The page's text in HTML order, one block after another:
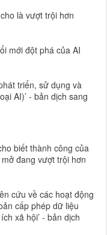
là vượt trội hơn
mới đột phá của AI
triển, sử dụng và
AI)’ - bản dịch sang
biết thành công của
đang vượt trội hơn
cứu về các hoạt động
cấp phép dữ liệu
xã hội’ - bản dịch